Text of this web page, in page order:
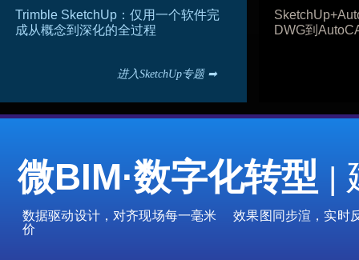
微BIM·数字化转型 |
数据驱动设计，对齐现场每一毫米效果图同步渲，实
价
进入SketchUp专题 ➡
Trimble SketchUp：仅用一个软件完
成从概念到深化的全过程
DWG到